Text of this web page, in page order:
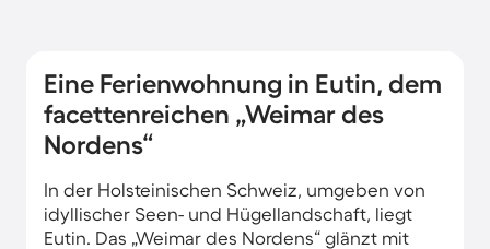
Eine Ferienwohnung in Eutin, dem
facettenreichen „Weimar des
Nordens“
In der Holsteinischen Schweiz, umgeben von
idyllischer Seen- und Hügellandschaft, liegt
Eutin. Das „Weimar des Nordens“ glänzt mit